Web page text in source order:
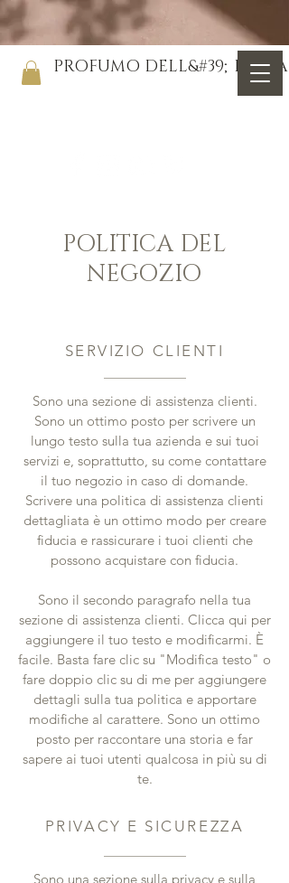
PROFUMO DELL&#39;ISTRIA
POLITICA DEL
NEGOZIO
SERVIZIO CLIENTI
Sono una sezione di assistenza clienti.
Sono un ottimo posto per scrivere un
lungo testo sulla tua azienda e sui tuoi
servizi e, soprattutto, su come contattare
il tuo negozio in caso di domande.
Scrivere una politica di assistenza clienti
dettagliata è un ottimo modo per creare
fiducia e rassicurare i tuoi clienti che
possono acquistare con fiducia.
Sono il secondo paragrafo nella tua
sezione di assistenza clienti. Clicca qui per
aggiungere il tuo testo e modificarmi. È
facile. Basta fare clic su "Modifica testo" o
fare doppio clic su di me per aggiungere
dettagli sulla tua politica e apportare
modifiche al carattere. Sono un ottimo
posto per raccontare una storia e far
sapere ai tuoi utenti qualcosa in più su di
te.
PRIVACY E SICUREZZA
Sono una sezione sulla privacy e sulla